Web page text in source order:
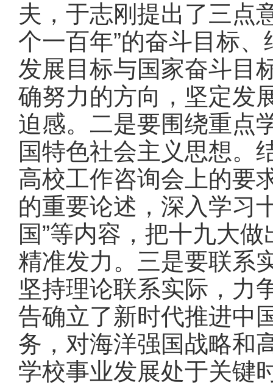
夫，于志刚提出了三点
个一百年”的奋斗目标
发展目标与国家奋斗目
确努力的方向，坚定发
迫感。二是要围绕重点
国特色社会主义思想。
高校工作咨询会上的要
的重要论述，深入学习
国”等内容，把十九大
精准发力。三是要联系
坚持理论联系实际，力
告确立了新时代推进中
务，对海洋强国战略和
学校事业发展处于关键